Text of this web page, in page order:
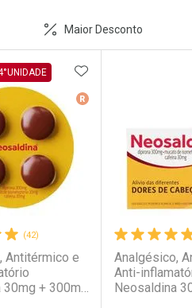
Maior Desconto
FAVORITOS
(42)
Antitérmico e
30mg + 300mg
Medicamento De
ADICIONAR AOS
Analgésico,
Anti-
Neosaldina